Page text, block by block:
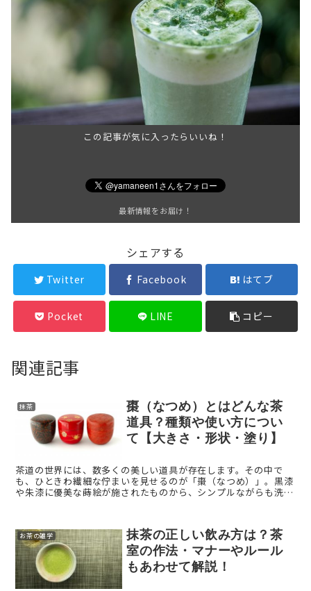
この記事が気に入ったらいいね！
最新情報をお届け！
シェアする
Twitter Facebook はてブ
Pocket LINE コピー
関連記事
抹茶
棗（なつめ）とはどんな茶
道具？種類や使い方につい
て【大きさ・形状・塗り】
茶道の世界には、数多くの美しい道具が存在します。その中で
も、ひときわ繊細な佇まいを見せるのが「棗（なつめ）」。黒漆
や朱漆に優美な蒔絵が施されたものから、シンプルながらも洗練
お茶の雑学
抹茶の正しい飲み方は？茶
室の作法・マナーやルール
もあわせて解説！